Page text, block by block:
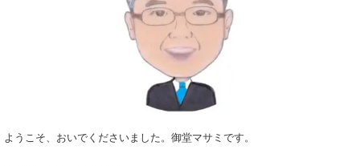
ようこそ、おいでくださいました。御堂マサミです。